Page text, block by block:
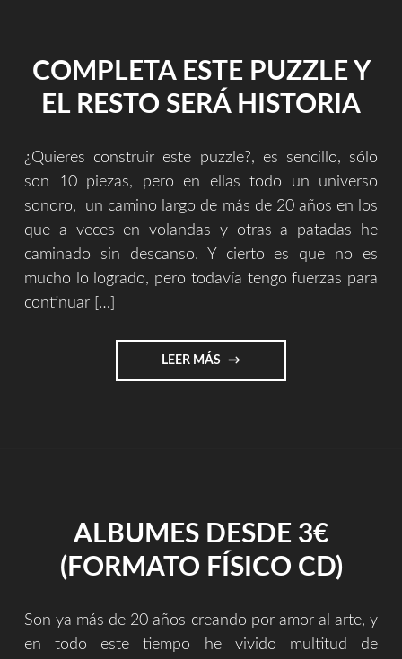
COMPLETA ESTE PUZZLE Y
EL RESTO SERÁ HISTORIA
¿Quieres construir este puzzle?, es sencillo, sólo
son 10 piezas, pero en ellas todo un universo
sonoro, un camino largo de más de 20 años en los
que a veces en volandas y otras a patadas he
caminado sin descanso. Y cierto es que no es
mucho lo logrado, pero todavía tengo fuerzas para
continuar […]
LEER MÁS "COMPLETA
ESTE
ALBUMES DESDE 3€
(FORMATO FÍSICO CD)
Son ya más de 20 años creando por amor al arte, y
en todo este tiempo he vivido multitud de